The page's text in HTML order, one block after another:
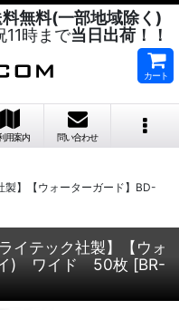
無料(一部地域除く)
時まで当日出荷！！
カート
用案内 問い合わせ
製】【ウォーターガード】BD-
イテック社製】【ウォ
イ) ワイド 50枚 [BR-